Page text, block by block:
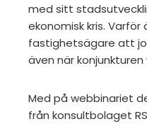
med sitt
ekonomisk kris.
fastighetsägare att
även när konjunkturen
Med på webbinariet
från konsultbolaget